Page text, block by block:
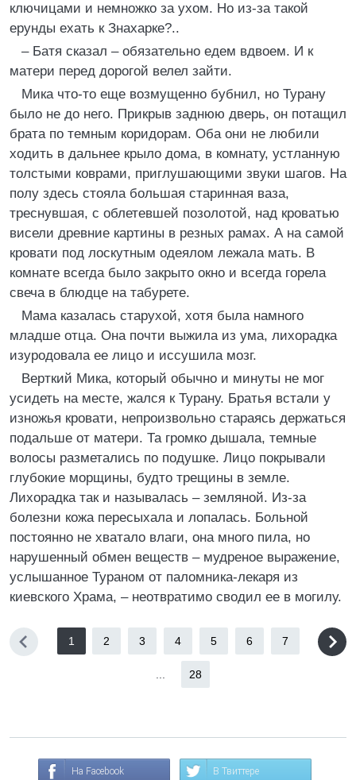
ключицами и немножко за ухом. Но из-за такой
ерунды ехать к Знахарке?..
– Батя сказал – обязательно едем вдвоем. И к
матери перед дорогой велел зайти.
Мика что-то еще возмущенно бубнил, но Турану
было не до него. Прикрыв заднюю дверь, он потащил
брата по темным коридорам. Оба они не любили
ходить в дальнее крыло дома, в комнату, устланную
толстыми коврами, приглушающими звуки шагов. На
полу здесь стояла большая старинная ваза,
треснувшая, с облетевшей позолотой, над кроватью
висели древние картины в резных рамах. А на самой
кровати под лоскутным одеялом лежала мать. В
комнате всегда было закрыто окно и всегда горела
свеча в блюдце на табурете.
Мама казалась старухой, хотя была намного
младше отца. Она почти выжила из ума, лихорадка
изуродовала ее лицо и иссушила мозг.
Верткий Мика, который обычно и минуты не мог
усидеть на месте, жался к Турану. Братья встали у
изножья кровати, непроизвольно стараясь держаться
подальше от матери. Та громко дышала, темные
волосы разметались по подушке. Лицо покрывали
глубокие морщины, будто трещины в земле.
Лихорадка так и называлась – земляной. Из-за
болезни кожа пересыхала и лопалась. Больной
постоянно не хватало влаги, она много пила, но
нарушенный обмен веществ – мудреное выражение,
услышанное Тураном от паломника-лекаря из
киевского Храма, – неотвратимо сводил ее в могилу.
1 2 3 4 5 6 7
28
На Facebook В Твиттере